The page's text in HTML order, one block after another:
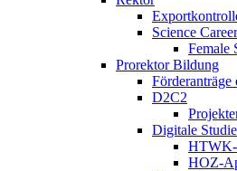
Science
Female
Prorektor Bildung
Förderanträge
D2C2
Digitale
HOZ-